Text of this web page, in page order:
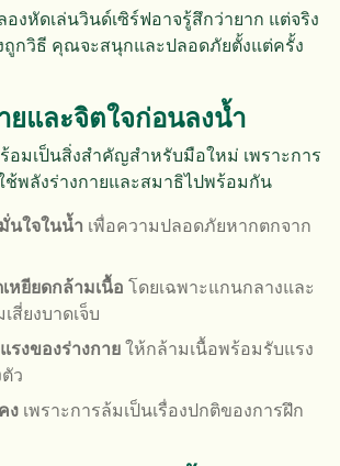
งหัดเล่นวินด์เซิร์ฟอาจรู้สึกว่ายาก แต่จริง
ถูกวิธี คุณจะสนุกและปลอดภัยตั้งแต่ครั้ง
ยและจิตใจก่อนลงน้ำ
อมเป็นสิ่งสำคัญสำหรับมือใหม่ เพราะการ
ช้พลังร่างกายและสมาธิไปพร้อมกัน
นใจในน้ำ เพื่อความปลอดภัยหากตกจาก
หยียดกล้ามเนื้อ โดยเฉพาะแกนกลางและ
สี่ยงบาดเจ็บ
รงของร่างกาย ให้กล้ามเนื้อพร้อมรับแรง
ว
ง เพราะการล้มเป็นเรื่องปกติของการฝึก